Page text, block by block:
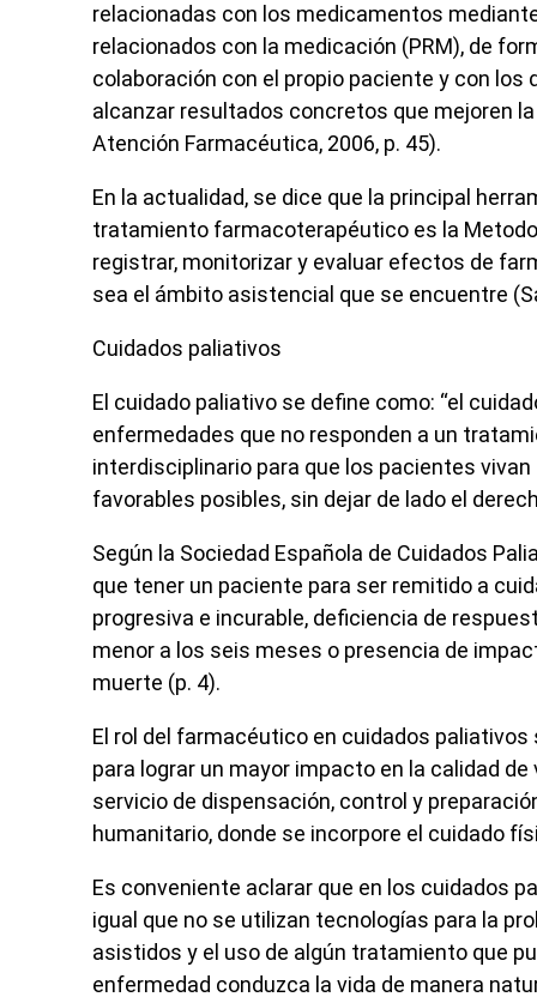
relacionadas con los medicamentos
relacionados con la medicación (PRM), de
colaboración con el propio paciente y con
alcanzar resultados concretos que mejoren
Atención Farmacéutica, 2006, p. 45).
En la actualidad, se dice que la principal
tratamiento farmacoterapéutico es la
registrar, monitorizar y evaluar efectos de
sea el ámbito asistencial que se encuentre
Cuidados paliativos
El cuidado paliativo se define como: “el
enfermedades que no responden a un
interdisciplinario para que los pacientes
favorables posibles, sin dejar de lado el
Según la Sociedad Española de Cuidados
que tener un paciente para ser remitido a
progresiva e incurable, deficiencia de
menor a los seis meses o presencia de
muerte (p. 4).
El rol del farmacéutico en cuidados
para lograr un mayor impacto en la calidad
servicio de dispensación, control y
humanitario, donde se incorpore el cuidado
Es conveniente aclarar que en los cuidados
igual que no se utilizan tecnologías para la
asistidos y el uso de algún tratamiento que
enfermedad conduzca la vida de manera